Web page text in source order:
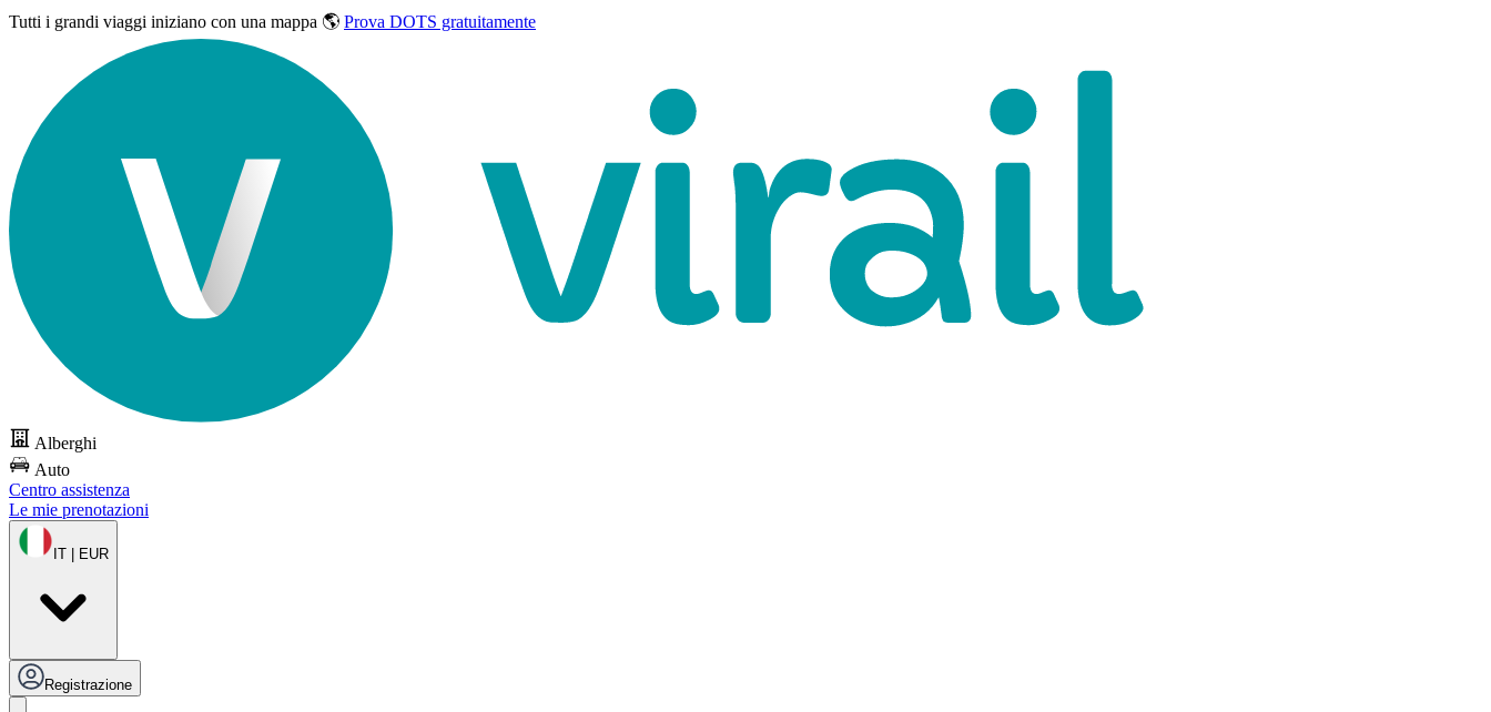
Tutti i grandi viaggi iniziano con una mappa 🌎 Prova DOTS gratuitamente
Alberghi
Auto
Centro assistenza
Le mie prenotazioni
IT | EUR
Registrazione